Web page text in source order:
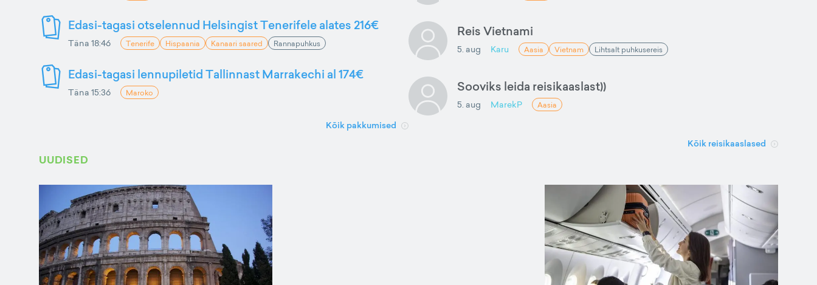
Edasi-tagasi otselennud Helsingist Tenerifele alates 216€
Täna 18:46 Tenerife Hispaania Kanaari saared Rannapuhkus
Edasi-tagasi lennupiletid Tallinnast Marrakechi al 174€
Täna 15:36 Maroko
Kõik pakkumised
Reis Vietnami
5. aug Karu Aasia Vietnam Lihtsalt puhkusereis
Sooviks leida reisikaaslast))
5. aug MarekP Aasia
Kõik reisikaaslased
UUDISED